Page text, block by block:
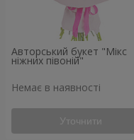
Авторський букет "Мікс
ніжних півоній"
Немає в наявності
Уточнити